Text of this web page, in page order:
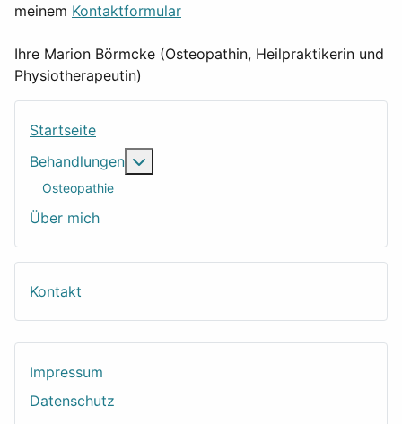
meinem Kontaktformular
Ihre Marion Börmcke (Osteopathin, Heilpraktikerin und
Physiotherapeutin)
Startseite
Behandlungen
Osteopathie
Über mich
Kontakt
Impressum
Datenschutz